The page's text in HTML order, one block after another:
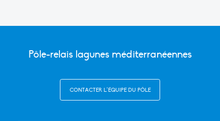
Pôle-relais lagunes méditerranéennes
CONTACTER L’ÉQUIPE DU PÔLE